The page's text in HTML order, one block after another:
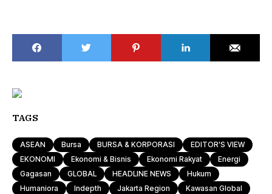
TAGS
ASEAN Bursa BURSA & KORPORASI
EDITOR'S VIEW
EKONOMI
Ekonomi & Bisnis Ekonomi Rakyat
Energi
Gagasan
GLOBAL HEADLINE NEWS
Hukum
Humaniora
Indepth Jakarta Region
Kawasan Global